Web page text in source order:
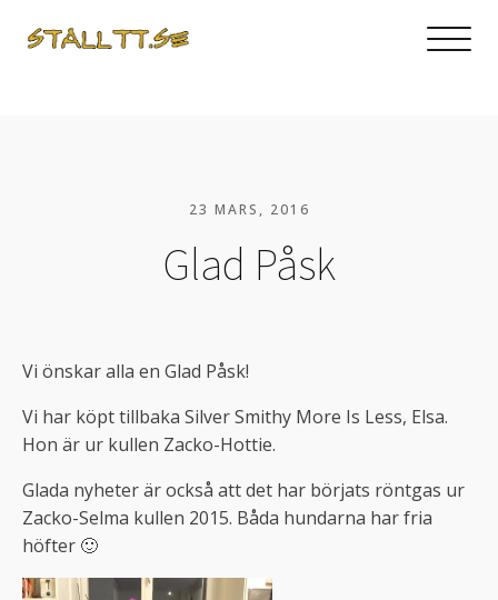
23 MARS, 2016
Glad Påsk
Vi önskar alla en Glad Påsk!
Vi har köpt tillbaka Silver Smithy More Is Less, Elsa.
Hon är ur kullen Zacko-Hottie.
Glada nyheter är också att det har börjats röntgas ur
Zacko-Selma kullen 2015. Båda hundarna har fria
höfter 🙂